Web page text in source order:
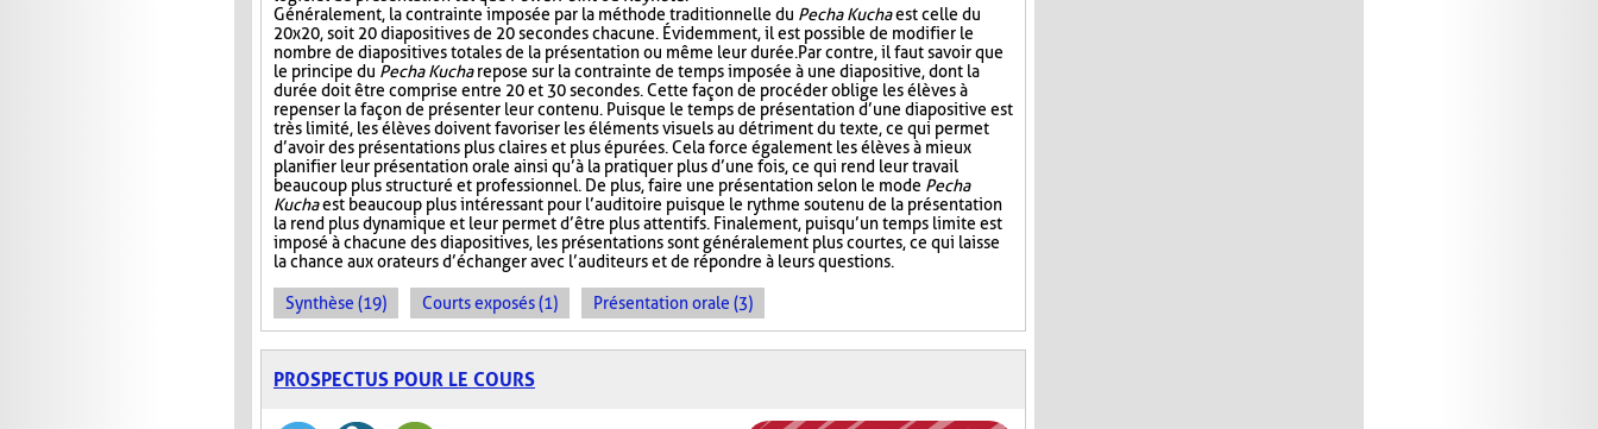
Généralement, la contrainte imposée par la méthode traditionnelle du Pecha Kuchaest celle du
20x20, soit 20 diapositives de 20 secondes chacune. Évidemment, il est possible de modifier le
nombre de diapositives totales de la présentation ou même leur durée. Par contre, il faut savoir que
le principe du Pecha Kucharepose sur la contrainte de temps imposée à une diapositive, dont la
durée doit être comprise entre 20 et 30 secondes. Cette façon de procéder oblige les élèves à
repenser la façon de présenter leur contenu. Puisque le temps de présentation d’une diapositive est
très limité, les élèves doivent favoriser les éléments visuels au détriment du texte, ce qui permet
d’avoir des présentations plus claires et plus épurées. Cela force également les élèves à mieux
planifier leur présentation orale ainsi qu’à la pratiquer plus d’une fois, ce qui rend leur travail
beaucoup plus structuré et professionnel. De plus, faire une présentation selon le mode Pecha
Kuchaest beaucoup plus intéressant pour l’auditoire puisque le rythme soutenu de la présentation
la rend plus dynamique et leur permet d’être plus attentifs. Finalement, puisqu’un temps limite est
imposé à chacune des diapositives, les présentations sont généralement plus courtes, ce qui laisse
la chance aux orateurs d’échanger avec l’auditeurs et de répondre à leurs questions.
Synthèse (19) Courts exposés (1) Présentation orale (3)
PROSPECTUS POUR LE COURS